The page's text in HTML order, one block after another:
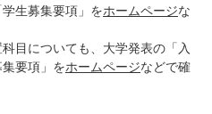
生募集要項」をホームページな
目についても、大学発表の「入
要項」をホームページなどで確